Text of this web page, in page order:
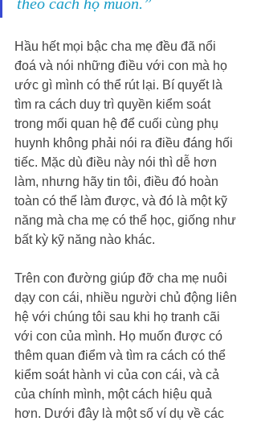
Hầu hết mọi bậc cha mẹ đều đã nổi
đoá và nói những điều với con mà họ
ước gì mình có thể rút lại. Bí quyết là
tìm ra cách duy trì quyền kiểm soát
trong mối quan hệ để cuối cùng phụ
huynh không phải nói ra điều đáng hối
tiếc. Mặc dù điều này nói thì dễ hơn
làm, nhưng hãy tin tôi, điều đó hoàn
toàn có thể làm được, và đó là một kỹ
năng mà cha mẹ có thể học, giống như
bất kỳ kỹ năng nào khác.
Trên con đường giúp đỡ cha mẹ nuôi
dạy con cái, nhiều người chủ động liên
hệ với chúng tôi sau khi họ tranh cãi
với con của mình. Họ muốn được có
thêm quan điểm và tìm ra cách có thể
kiểm soát hành vi của con cái, và cả
của chính mình, một cách hiệu quả
hơn. Dưới đây là một số ví dụ về các